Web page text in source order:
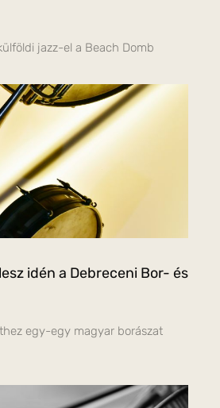
jazz-el a Beach Domb
idén a Debreceni Bor- és
egy-egy magyar borászat